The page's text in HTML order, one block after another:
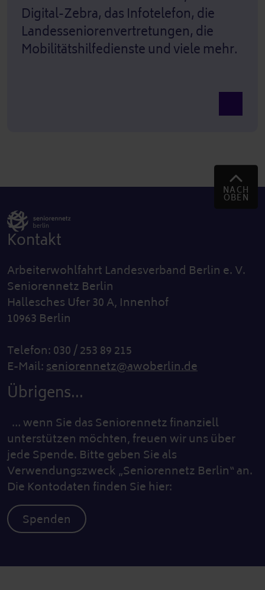
Digital-Zebra, das Infotelefon, die
Landesseniorenvertretungen, die
Mobilitätshilfedienste und viele mehr.
NACH
OBEN
Kontakt
Arbeiterwohlfahrt Landesverband Berlin e. V.
Seniorennetz Berlin
Hallesches Ufer 30 A, Innenhof
10963 Berlin
Telefon: 030 / 253 89 215
E-Mail:seniorennetz@awoberlin.de
Übrigens...
… wenn Sie das Seniorennetz finanziell
unterstützen möchten, freuen wir uns über
jede Spende. Bitte geben Sie als
Verwendungszweck „Seniorennetz Berlin“ an.
Die Kontodaten finden Sie hier:
Spenden